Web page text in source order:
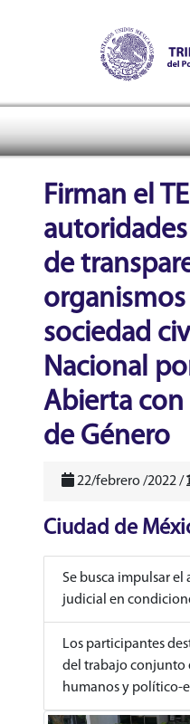
Tribunal
header
Firman el
de
sociedad
Nacional
Abierta con
de Género
22/febrero /2022 /
Ciudad de
Se busca impulsar el
judicial en
Los participantes
del trabajo conjunto
humanos y político-